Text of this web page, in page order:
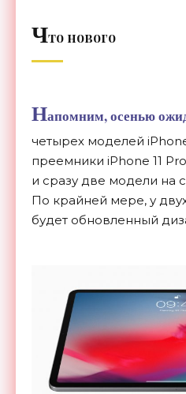
Что нового
Напомним, осенью
четырех моделей
преемники iPhone 11
и сразу две модели на
По крайней мере, у
будет обновленный